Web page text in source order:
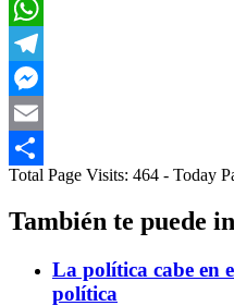
LinkedIn
WhatsApp
Telegram
Messenger
Email
Compartir
Total Page Visits: 464 - Today
También te puede
La política cabe en
política